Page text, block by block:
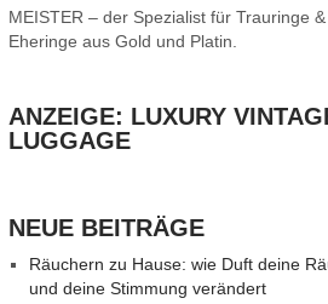
MEISTER – der Spezialist für Trauringe &
Eheringe aus Gold und Platin.
ANZEIGE: LUXURY
LUGGAGE
NEUE BEITRÄGE
Räuchern zu Hause: wie Duft deine
und deine Stimmung verändert